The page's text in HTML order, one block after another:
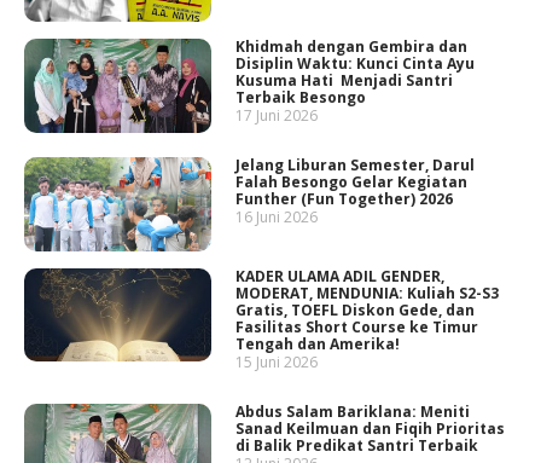
Khidmah dengan Gembira dan
Disiplin Waktu: Kunci Cinta Ayu
Kusuma Hati Menjadi Santri
Terbaik Besongo
17 Juni 2026
Jelang Liburan Semester, Darul
Falah Besongo Gelar Kegiatan
Funther (Fun Together) 2026
16 Juni 2026
KADER ULAMA ADIL GENDER,
MODERAT, MENDUNIA: Kuliah S2-S3
Gratis, TOEFL Diskon Gede, dan
Fasilitas Short Course ke Timur
Tengah dan Amerika!
15 Juni 2026
Abdus Salam Bariklana: Meniti
Sanad Keilmuan dan Fiqih Prioritas
di Balik Predikat Santri Terbaik